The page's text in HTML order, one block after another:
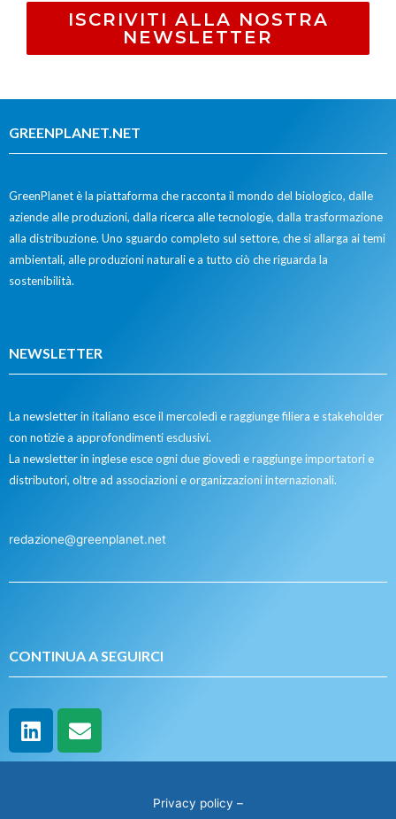
ISCRIVITI ALLA NOSTRA
NEWSLETTER
GREENPLANET.NET
GreenPlanet è la piattaforma che racconta il mondo del biologico, dalle
aziende alle produzioni, dalla ricerca alle tecnologie, dalla trasformazione
alla distribuzione. Uno sguardo completo sul settore, che si allarga ai temi
ambientali, alle produzioni naturali e a tutto ciò che riguarda la
sostenibilità.
NEWSLETTER
La newsletter in italiano esce il mercoledì e raggiunge filiera e stakeholder
con notizie a approfondimenti esclusivi.
La newsletter in inglese esce ogni due giovedì e raggiunge importatori e
distributori, oltre ad associazioni e organizzazioni internazionali.
redazione@greenplanet.net
CONTINUA A SEGUIRCI
Privacy policy –